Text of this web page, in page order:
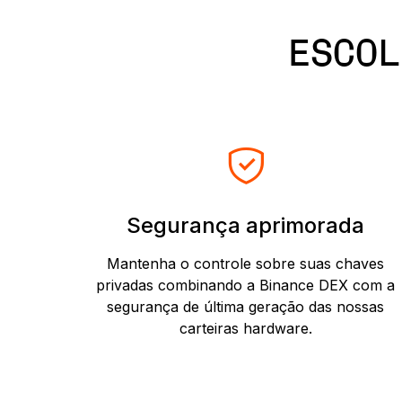
Segurança aprimorada
Mantenha o controle sobre suas chaves
privadas combinando a Binance DEX com a
segurança de última geração das nossas
carteiras hardware.